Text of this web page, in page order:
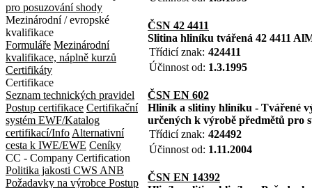
pro posuzování shody
Mezinárodní / evropské
kvalifikace
Formuláře Mezinárodní
kvalifikace, náplně kurzů
Certifikáty
Certifikace
Seznam technických pravidel
Postup certifikace Certifikační
systém EWF/Katalog
certifikací/Info Alternativní
cesta k IWE/EWE Ceníky
CC - Company Certification
Politika jakosti CWS ANB
Požadavky na výrobce Postup
ČSN 42 4411
Slitina hliníku tvářená 42 4411
Třídicí znak: 424411
Účinnost od: 1.3.1995
ČSN EN 602
Hliník a slitiny hliníku - Tvářené
určených k výrobě předmětů pro
Třídicí znak: 424492
Účinnost od: 1.11.2004
ČSN EN 14392